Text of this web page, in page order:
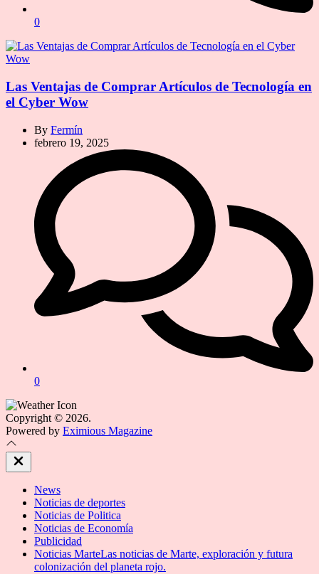
0
Las Ventajas de Comprar Artículos de Tecnología en
el Cyber Wow
By Fermín
febrero 19, 2025
0
Copyright © 2026.
Powered by Eximious Magazine
Close
Off
News
Noticias de deportes
Noticias de Politica
Noticias de Economía
Publicidad
Noticias MarteLas noticias de Marte, exploración y futura
colonización del planeta rojo.